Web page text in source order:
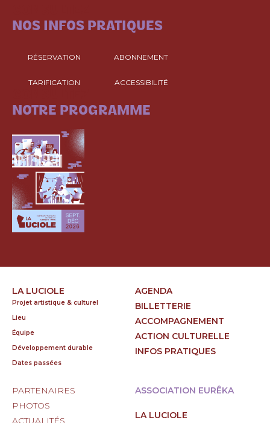
NOS INFOS PRATIQUES
RÉSERVATION ABONNEMENT
TARIFICATION ACCESSIBILITÉ
NOTRE PROGRAMME
LA LUCIOLE
Projet artistique & culturel
Lieu
Équipe
Développement durable
Dates passées
AGENDA
BILLETTERIE
ACCOMPAGNEMENT
ACTION CULTURELLE
INFOS PRATIQUES
PARTENAIRES
PHOTOS
ACTUALITÉS
ASSOCIATION EURÊKA
LA LUCIOLE